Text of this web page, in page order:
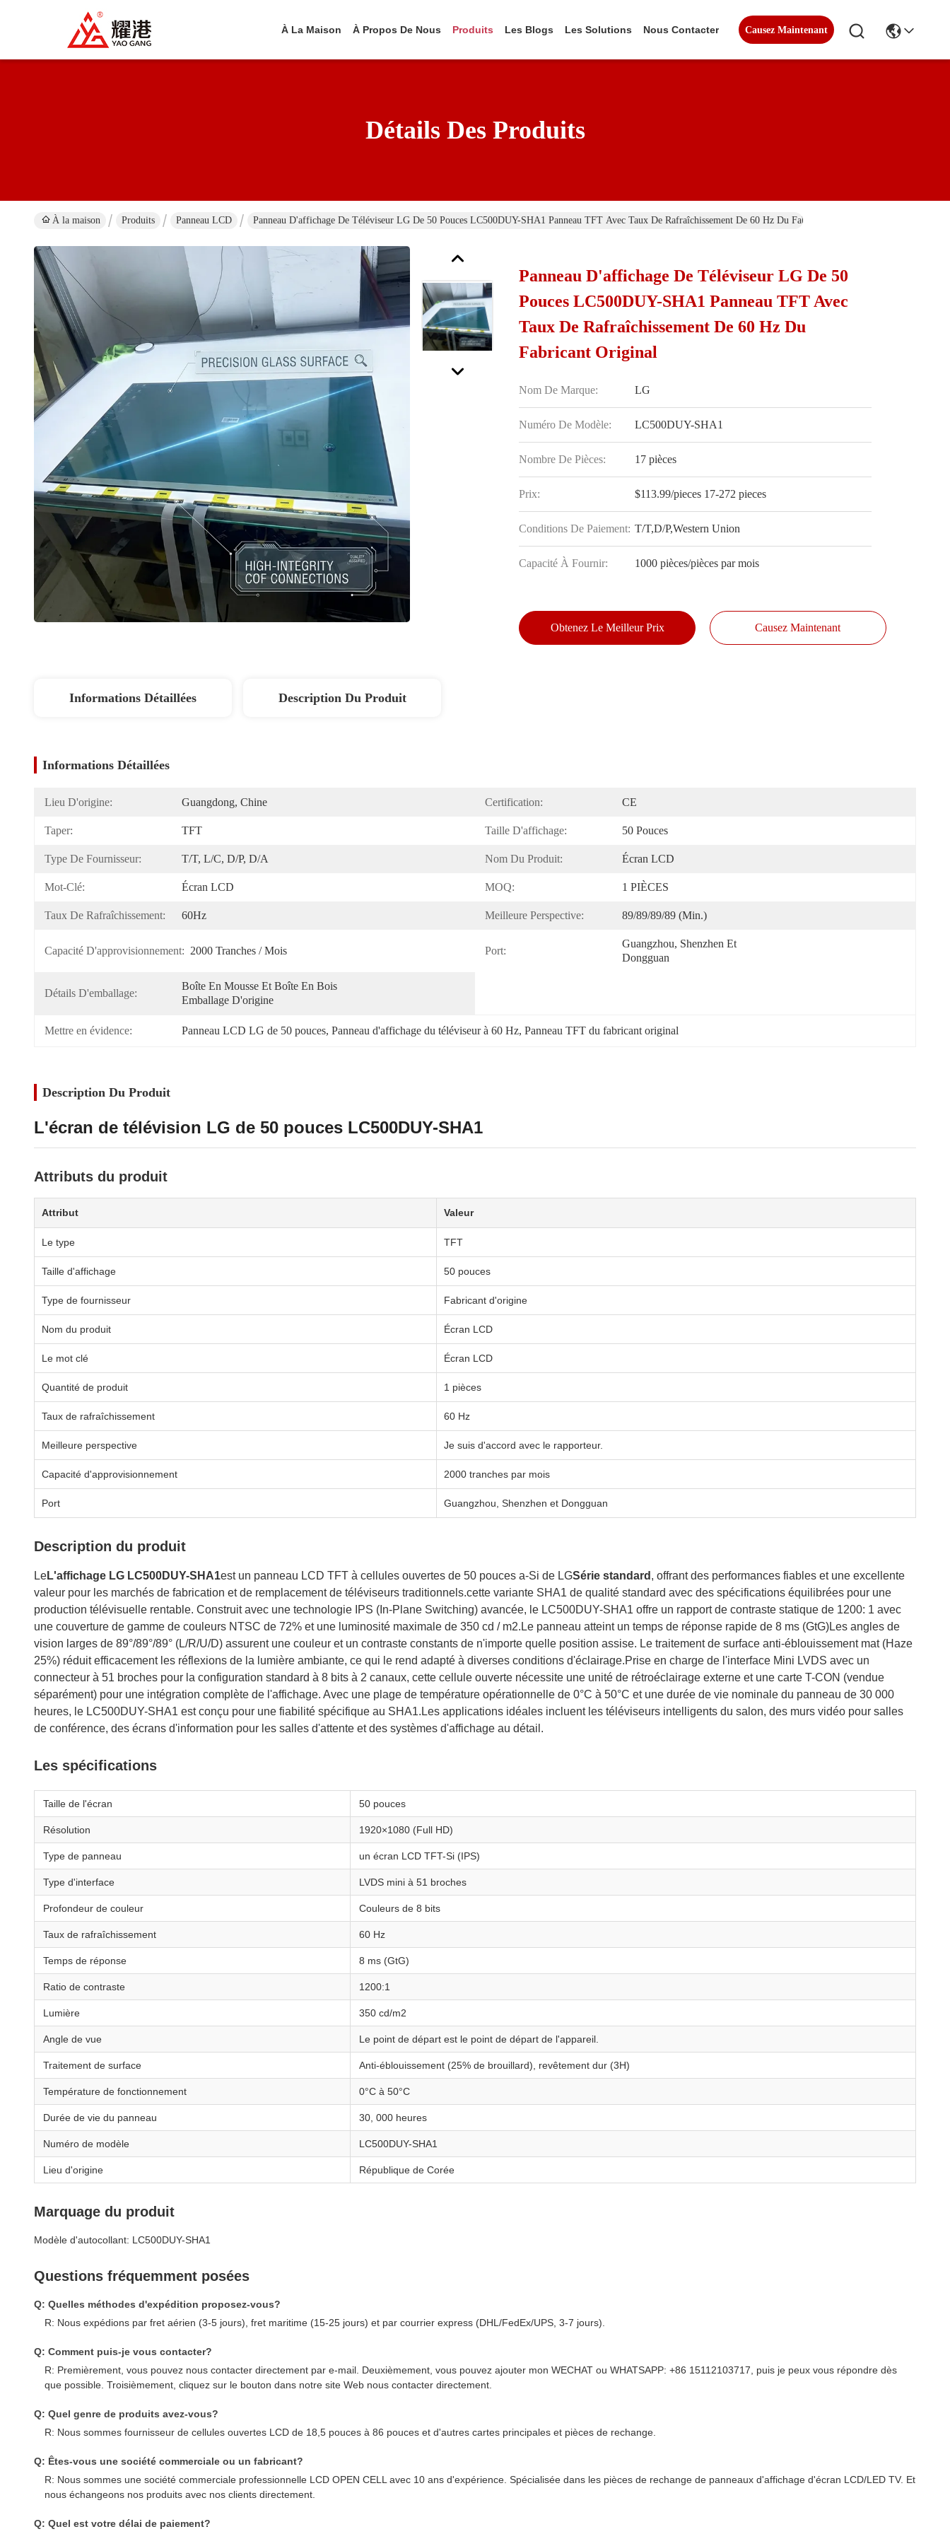
À La Maison À Propos De Nous Produits Les Blogs Les Solutions Nous Contacter Causez Maintenant
Détails Des Produits
À la maison Produits Panneau LCD Panneau D'affichage De Téléviseur LG De 50 Pouces LC500DUY-SHA1 Panneau TFT Avec Taux De Rafraîchissement De 60 Hz Du Fabricant Original
Panneau D'affichage De Téléviseur LG De 50
Pouces LC500DUY-SHA1 Panneau TFT Avec
Taux De Rafraîchissement De 60 Hz Du
Fabricant Original
Nom De Marque: LG
Numéro De Modèle: LC500DUY-SHA1
Nombre De Pièces: 17 pièces
Prix: $113.99/pieces 17-272 pieces
Conditions De Paiement: T/T,D/P,Western Union
Capacité À Fournir: 1000 pièces/pièces par mois
Obtenez Le Meilleur Prix Causez Maintenant
Informations Détaillées Description Du Produit
Informations Détaillées
Lieu D'origine: Guangdong, Chine Certification: CE
Taper: TFT Taille D'affichage: 50 Pouces
Type De Fournisseur: T/T, L/C, D/P, D/A Nom Du Produit: Écran LCD
Mot-Clé: Écran LCD MOQ: 1 PIÈCES
Taux De Rafraîchissement: 60Hz Meilleure Perspective: 89/89/89/89 (min.)
Capacité D'approvisionnement: 2000 Tranches / Mois Port:
Guangzhou, Shenzhen Et
Dongguan
Détails D'emballage:
Boîte En Mousse Et Boîte En Bois
Emballage D'origine
Mettre en évidence: Panneau LCD LG de 50 pouces, Panneau d'affichage du téléviseur à 60 Hz, Panneau TFT du fabricant original
Description Du Produit
L'écran de télévision LG de 50 pouces LC500DUY-SHA1
Attributs du produit
Attribut Valeur
Le type TFT
Taille d'affichage 50 pouces
Type de fournisseur Fabricant d'origine
Nom du produit Écran LCD
Le mot clé Écran LCD
Quantité de produit 1 pièces
Taux de rafraîchissement 60 Hz
Meilleure perspective Je suis d'accord avec le rapporteur.
Capacité d'approvisionnement 2000 tranches par mois
Port Guangzhou, Shenzhen et Dongguan
Description du produit
LeL'affichage LG LC500DUY-SHA1est un panneau LCD TFT à cellules ouvertes de 50 pouces a-Si de LGSérie standard , offrant des performances fiables et une excellente
valeur pour les marchés de fabrication et de remplacement de téléviseurs traditionnels.cette variante SHA1 de qualité standard avec des spécifications équilibrées pour une
production télévisuelle rentable. Construit avec une technologie IPS (In-Plane Switching) avancée, le LC500DUY-SHA1 offre un rapport de contraste statique de 1200: 1 avec
une couverture de gamme de couleurs NTSC de 72% et une luminosité maximale de 350 cd / m2.Le panneau atteint un temps de réponse rapide de 8 ms (GtG)Les angles de
vision larges de 89°/89°/89° (L/R/U/D) assurent une couleur et un contraste constants de n'importe quelle position assise. Le traitement de surface anti-éblouissement mat (Haze
25%) réduit efficacement les réflexions de la lumière ambiante, ce qui le rend adapté à diverses conditions d'éclairage.Prise en charge de l'interface Mini LVDS avec un
connecteur à 51 broches pour la configuration standard à 8 bits à 2 canaux, cette cellule ouverte nécessite une unité de rétroéclairage externe et une carte T-CON (vendue
séparément) pour une intégration complète de l'affichage. Avec une plage de température opérationnelle de 0°C à 50°C et une durée de vie nominale du panneau de 30 000
heures, le LC500DUY-SHA1 est conçu pour une fiabilité spécifique au SHA1.Les applications idéales incluent les téléviseurs intelligents du salon, des murs vidéo pour salles
de conférence, des écrans d'information pour les salles d'attente et des systèmes d'affichage au détail.
Les spécifications
Taille de l'écran 50 pouces
Résolution 1920×1080 (Full HD)
Type de panneau un écran LCD TFT-Si (IPS)
Type d'interface LVDS mini à 51 broches
Profondeur de couleur Couleurs de 8 bits
Taux de rafraîchissement 60 Hz
Temps de réponse 8 ms (GtG)
Ratio de contraste 1200:1
Lumière 350 cd/m2
Angle de vue Le point de départ est le point de départ de l'appareil.
Traitement de surface Anti-éblouissement (25% de brouillard), revêtement dur (3H)
Température de fonctionnement 0°C à 50°C
Durée de vie du panneau 30, 000 heures
Numéro de modèle LC500DUY-SHA1
Lieu d'origine République de Corée
Marquage du produit
Modèle d'autocollant: LC500DUY-SHA1
Questions fréquemment posées
Q: Quelles méthodes d'expédition proposez-vous?
R: Nous expédions par fret aérien (3-5 jours), fret maritime (15-25 jours) et par courrier express (DHL/FedEx/UPS, 3-7 jours).
Q: Comment puis-je vous contacter?
R: Premièrement, vous pouvez nous contacter directement par e-mail. Deuxièmement, vous pouvez ajouter mon WECHAT ou WHATSAPP: +86 15112103717, puis je peux vous répondre dès
que possible. Troisièmement, cliquez sur le bouton dans notre site Web nous contacter directement.
Q: Quel genre de produits avez-vous?
R: Nous sommes fournisseur de cellules ouvertes LCD de 18,5 pouces à 86 pouces et d'autres cartes principales et pièces de rechange.
Q: Êtes-vous une société commerciale ou un fabricant?
R: Nous sommes une société commerciale professionnelle LCD OPEN CELL avec 10 ans d'expérience. Spécialisée dans les pièces de rechange de panneaux d'affichage d'écran LCD/LED TV. Et
nous échangeons nos produits avec nos clients directement.
Q: Quel est votre délai de paiement?